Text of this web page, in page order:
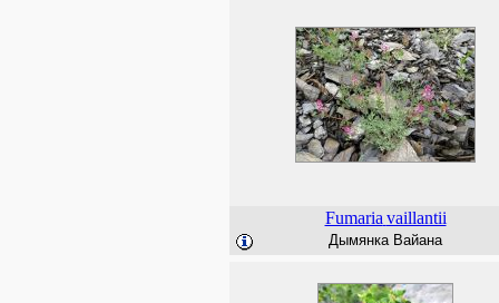
Fumaria vaillantii
Дымянка Вайана